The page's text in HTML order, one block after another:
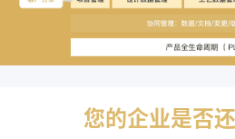
您的企业是否